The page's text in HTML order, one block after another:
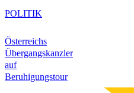
Österreichs
Übergangskanzler
auf
Beruhigungstour
POLITIK